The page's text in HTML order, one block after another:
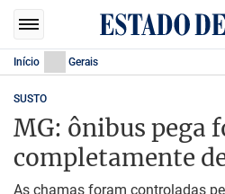
Início Gerais
SUSTO
MG: ônibus pega
completamente
As chamas foram controladas